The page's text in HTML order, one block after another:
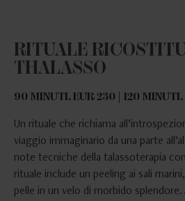
RITUALE
THALASSO
90 MINUTI, EUR 230 | 120
Un rituale che richiama
viaggio immaginario da una parte
note tecniche della talassoterapia
rituale include un peeling ai sali
pelle in un velo di morbido